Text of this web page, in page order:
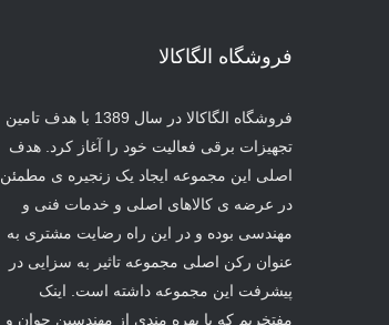
فروشگاه الگاکالا
فروشگاه الگاکالا در سال 1389 با هدف تامین
تجهیزات برقی فعالیت خود را آغاز کرد. هدف
اصلی این مجموعه ایجاد یک زنجیره ی مطمئن
در عرضه ی کالاهای اصلی و خدمات فنی و
مهندسی بوده و در این راه رضایت مشتری به
عنوان رکن اصلی مجموعه تاثیر به سزایی در
پیشرفت این مجموعه داشته است. اینک
مفتخریم که با بهره مندی از مهندسین جوان و